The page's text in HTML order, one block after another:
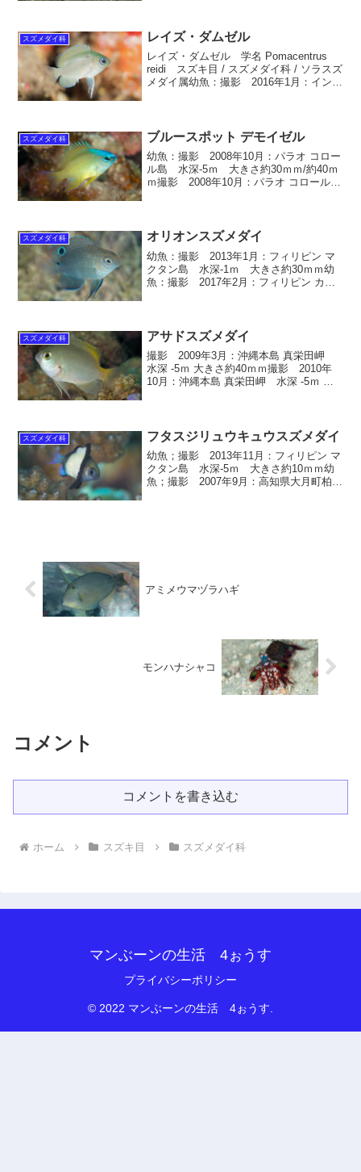
スズメダイ科 レイズ・ダムゼル
レイズ・ダムゼル 学名 Pomacentrus
reidi スズキ目 / スズメダイ科 / ソラスズ
メダイ属幼魚：撮影 2016年1月：インド
スズメダイ科 ブルースポット デモイゼル
幼魚：撮影 2008年10月：パラオ コロー
ル島 水深-5ｍ 大きさ約30ｍｍ/約40ｍ
ｍ撮影 2008年10月：パラオ コロール島
スズメダイ科 オリオンスズメダイ
幼魚：撮影 2013年1月：フィリピン マ
クタン島 水深-1ｍ 大きさ約30ｍｍ幼
魚：撮影 2017年2月：フィリピン カビ
スズメダイ科 アサドスズメダイ
撮影 2009年3月：沖縄本島 真栄田岬
水深 -5ｍ 大きさ約40ｍｍ撮影 2010年
10月：沖縄本島 真栄田岬 水深 -5ｍ 大
スズメダイ科 フタスジリュウキュウスズメダイ
幼魚；撮影 2013年11月：フィリピン マ
クタン島 水深-5ｍ 大きさ約10ｍｍ幼
魚；撮影 2007年9月：高知県大月町柏島
アミメウマヅラハギ
モンハナシャコ
コメント
コメントを書き込む
ホーム スズキ目 スズメダイ科
マンぶーンの生活 4ぉうす
プライバシーポリシー
© 2022 マンぶーンの生活 4ぉうす.